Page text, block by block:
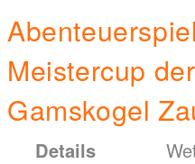
Meistercup
Gamskogel
Details